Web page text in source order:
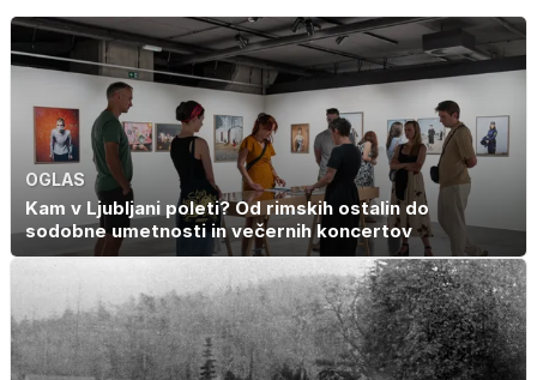
OGLAS
Kam v Ljubljani poleti? Od rimskih ostalin do
sodobne umetnosti in večernih koncertov